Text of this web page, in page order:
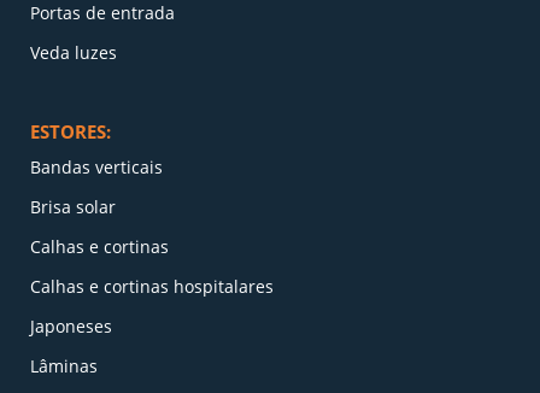
Portas de entrada
Veda luzes
ESTORES:
Bandas verticais
Brisa solar
Calhas e cortinas
Calhas e cortinas hospitalares
Japoneses
Lâminas